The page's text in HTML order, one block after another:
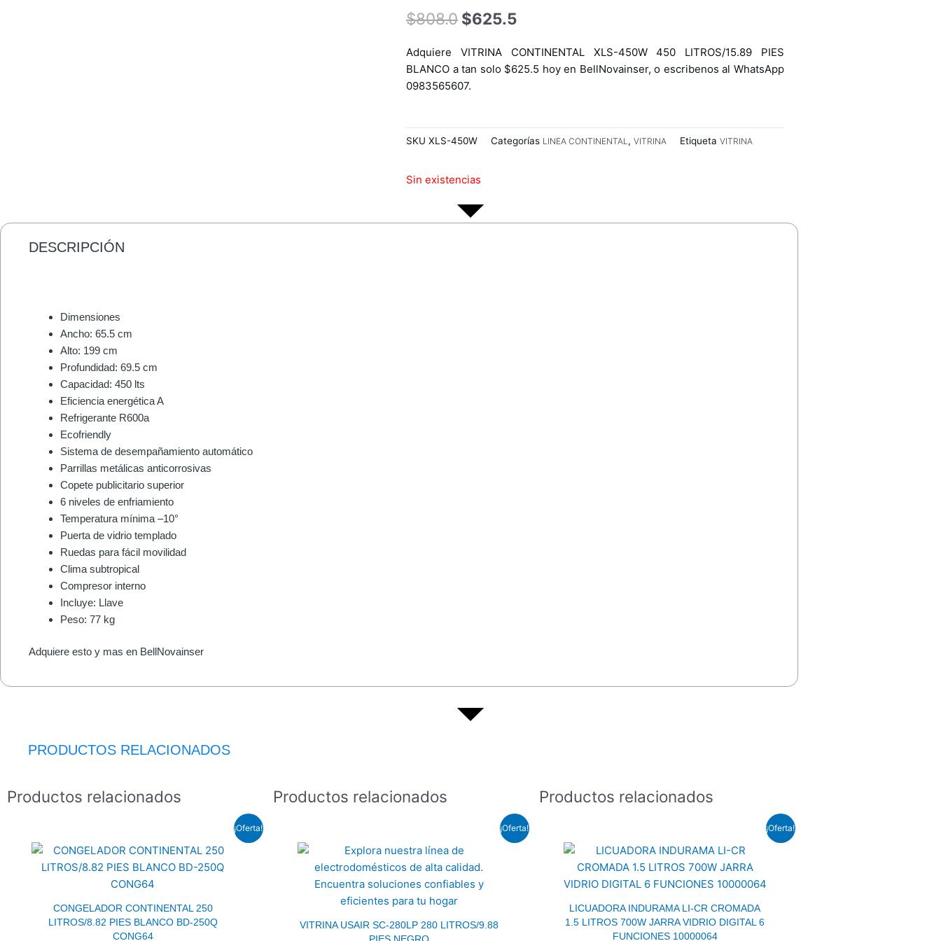
$808.0 El
original
era:
$808.0.
$625.5
actual
es:
Adquiere VITRINA CONTINENTAL XLS-450W 450 LITROS/15.89 PIES
BLANCO a tan solo $625.5 hoy en BellNovainser, o escribenos al WhatsApp
0983565607.
SKU XLS-450W Categorías LINEA CONTINENTAL, VITRINA Etiqueta VITRINA
Sin existencias
DESCRIPCIÓN
Dimensiones
Ancho: 65.5 cm
Alto: 199 cm
Profundidad: 69.5 cm
Capacidad: 450 lts
Eficiencia energética A
Refrigerante R600a
Ecofriendly
Sistema de desempañamiento automático
Parrillas metálicas anticorrosivas
Copete publicitario superior
6 niveles de enfriamiento
Temperatura mínima –10°
Puerta de vidrio templado
Ruedas para fácil movilidad
Clima subtropical
Compresor interno
Incluye: Llave
Peso: 77 kg
Adquiere esto y mas en BellNovainser
PRODUCTOS RELACIONADOS
Productos relacionados
¡Oferta!
CONGELADOR CONTINENTAL 250
LITROS/8.82 PIES BLANCO BD-250Q
CONG64
original
era:
$467.0.
actual
$361.5.
Productos relacionados
¡Oferta!
VITRINA USAIR SC-280LP 280 LITROS/9.88
PIES NEGRO
original
era:
$589.5.
actual
es:
$456.0.
Productos relacionados
¡Oferta!
LICUADORA INDURAMA LI-CR CROMADA
1.5 LITROS 700W JARRA VIDRIO DIGITAL 6
FUNCIONES 10000064
original
era:
$121.5.
actual
$94.0.